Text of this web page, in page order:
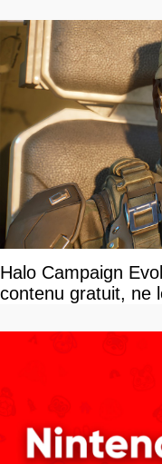
Halo Campaign
contenu gratuit, ne